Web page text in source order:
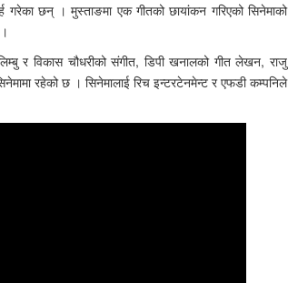
गरेका छन् । मुस्ताङमा एक गीतको छायांकन गरिएको सिनेमाको
र विकास चौधरीको संगीत, डिपी खनालको गीत लेखन, राजु
सिनेमामा रहेको छ । सिनेमालाई रिच इन्टरटेनमेन्ट र एफडी कम्पनिले